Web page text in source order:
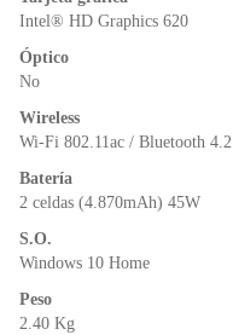
Intel® HD Graphics 620
Óptico
No
Wireless
Wi-Fi 802.11ac / Bluetooth 4.2
Batería
2 celdas (4.870mAh) 45W
S.O.
Windows 10 Home
Peso
2.40 Kg